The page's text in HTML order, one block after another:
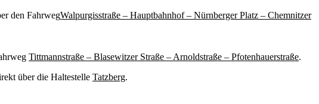
den FahrwegWalpurgisstraße – Hauptbahnhof – Nürnberger Platz – Chemnitzer
Tittmannstraße – Blasewitzer Straße – Arnoldstraße – Pfotenhauerstraße.
über die Haltestelle Tatzberg.